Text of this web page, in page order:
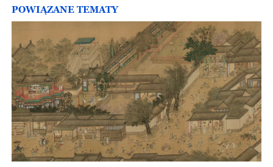
POWIĄZANE TEMATY